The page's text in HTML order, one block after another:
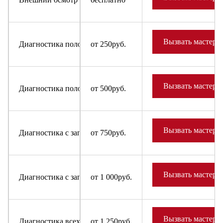
от 250руб. Вызвать мастера
от 500руб. Вызвать мастера
от 750руб. Вызвать мастера
от 1 000руб. Вызвать мастера
от 1 250руб. Вызвать мастера
Диагностика поломки в случае отказа от ремонта для
Диагностика поломки в случае отказа от ремонта для
Диагностика с заправкой фреона в систему для бытовых
Диагностика с заправкой фреона в систему для
Диагностика всех узлов и деталей бытовых